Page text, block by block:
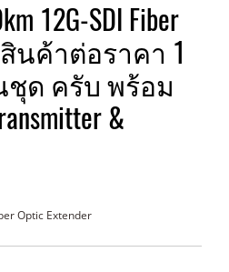
12G-SDI Fiber
สินค้าต่อราคา 1
ชุด ครับ พร้อม
&
Optic Extender